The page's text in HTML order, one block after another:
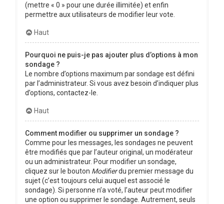
(mettre « 0 » pour une durée illimitée) et enfin
permettre aux utilisateurs de modifier leur vote.
Haut
Pourquoi ne puis-je pas ajouter plus d’options à mon
sondage ?
Le nombre d’options maximum par sondage est défini
par l’administrateur. Si vous avez besoin d’indiquer plus
d’options, contactez-le.
Haut
Comment modifier ou supprimer un sondage ?
Comme pour les messages, les sondages ne peuvent
être modifiés que par l’auteur original, un modérateur
ou un administrateur. Pour modifier un sondage,
cliquez sur le bouton Modifierdu premier message du
sujet (c’est toujours celui auquel est associé le
sondage). Si personne n’a voté, l’auteur peut modifier
une option ou supprimer le sondage. Autrement, seuls